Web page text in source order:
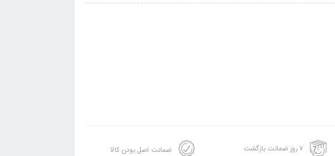
۷ روز ضمانت بازگشت ضمانت اصل بودن کالا